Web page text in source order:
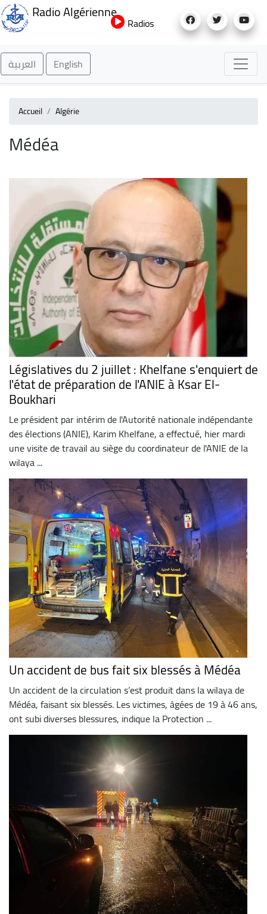
au
Radio Algérienne
Radios
العربية English
Accueil Algérie
Médéa
Législatives du 2 juillet : Khelfane s'enquiert de
l'état de préparation de l'ANIE à Ksar El-
Boukhari
Le président par intérim de l'Autorité nationale indépendante
des élections (ANIE), Karim Khelfane, a effectué, hier mardi
une visite de travail au siège du coordinateur de l'ANIE de la
wilaya ...
Un accident de bus fait six blessés à Médéa
Un accident de la circulation s’est produit dans la wilaya de
Médéa, faisant six blessés. Les victimes, âgées de 19 à 46 ans,
ont subi diverses blessures, indique la Protection ...